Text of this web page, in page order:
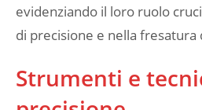
evidenziando il loro ruolo
di precisione e nella fresatura
Strumenti e